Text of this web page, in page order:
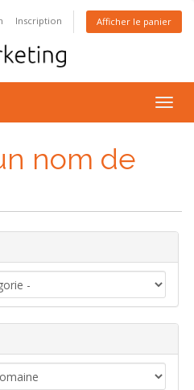
Inscription Afficher le panier
la
nom de